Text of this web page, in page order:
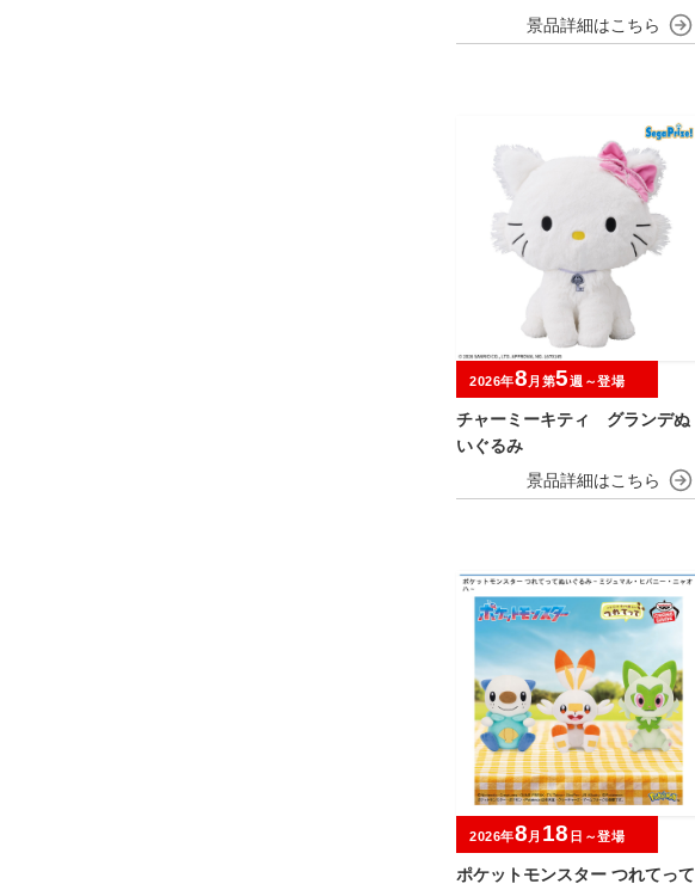
チャーミーキティ グランデぬ
いぐるみ
2026年8 月第5週～登場
ポケットモンスター つれてって
2026年8 月 18 日～登場